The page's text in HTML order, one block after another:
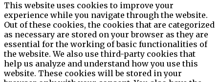
This website uses cookies to improve your
experience while you navigate through the website.
Out of these cookies, the cookies that are categorized
as necessary are stored on your browser as they are
essential for the working of basic functionalities of
the website. We also use third-party cookies that
help us analyze and understand how you use this
website. These cookies will be stored in your